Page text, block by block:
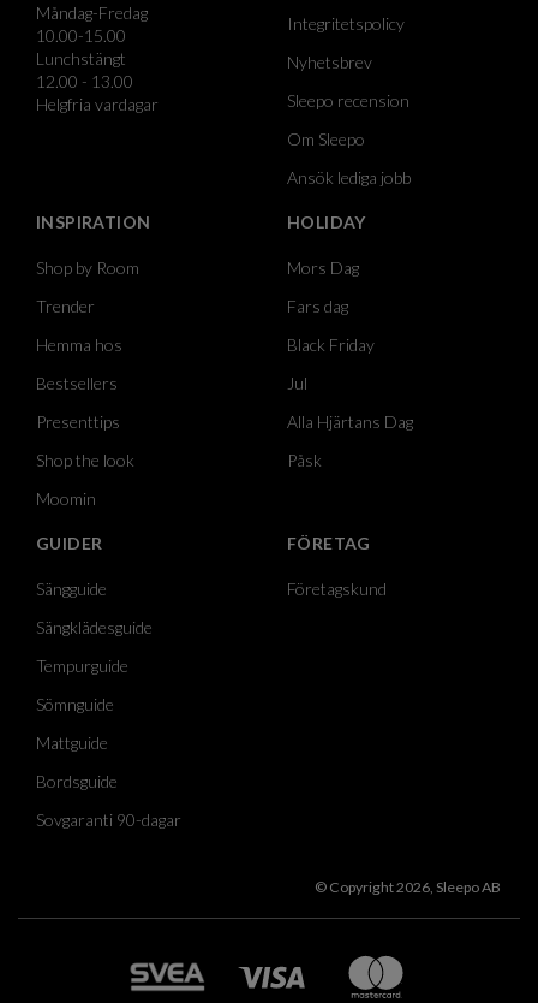
Måndag-Fredag
10.00-15.00
Lunchstängt
12.00 - 13.00
Helgfria vardagar
Integritetspolicy
Nyhetsbrev
Sleepo recension
Om Sleepo
Ansök lediga jobb
INSPIRATION
Shop by Room
Trender
Hemma hos
Bestsellers
Presenttips
Shop the look
Moomin
HOLIDAY
Mors Dag
Fars dag
Black Friday
Jul
Alla Hjärtans Dag
Påsk
GUIDER
Sängguide
Sängklädesguide
Tempurguide
Sömnguide
Mattguide
Bordsguide
Sovgaranti 90-dagar
FÖRETAG
Företagskund
© Copyright 2026, Sleepo AB